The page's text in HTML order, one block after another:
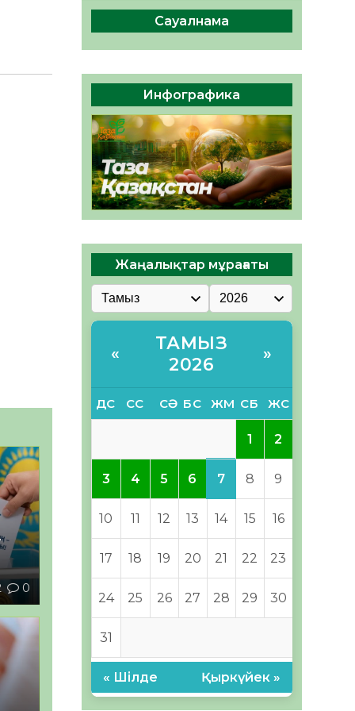
0
беруге дайын
ӘРБІР ДАУЫС – ҚОҒАМ
ДАМУЫНА ҚОСЫЛҒАН
ҮЛЕС
05.08.2026
41 0
Сауалнама
Инфографика
Жаңалықтар мұрағаты
«
ТАМЫЗ
2026
»
ДС СС СӘ БС ЖМ СБ ЖС
1 2
3 4 5 6 7 8 9
10 11 12 13 14 15 16
17 18 19 20 21 22 23
24 25 26 27 28 29 30
31
« Шілде Қыркүйек »